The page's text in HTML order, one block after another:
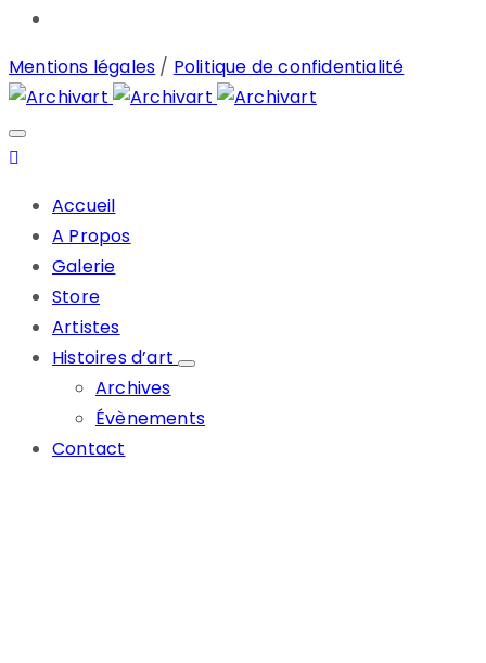
Mentions légales / Politique de confidentialité
Accueil
A Propos
Galerie
Store
Artistes
Histoires d’art
Archives
Évènements
Contact